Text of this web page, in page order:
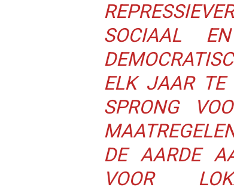
SOCIAAL
ELK JAAR TE
SPRONG
DE AARDE
VOOR